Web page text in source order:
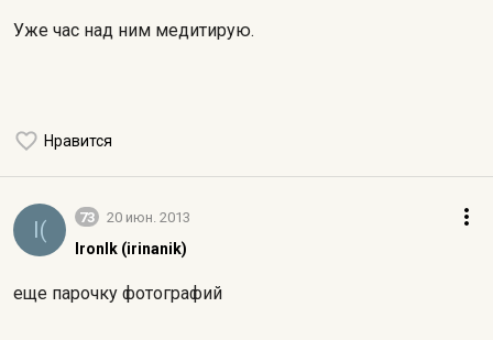
Уже час над ним медитирую.
Нравится
I( 73 20 июн. 2013
IronIk (irinanik)
еще парочку фотографий